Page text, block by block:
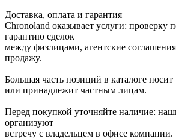
Доставка, оплата и гарантия
Chronoland оказывает услуги: проверку
гарантию сделок
между физлицами, агентские
продажу.
Большая часть позиций в каталоге
или принадлежит частным лицам.
Перед покупкой уточняйте наличие:
организуют
встречу с владельцем в офисе компании.